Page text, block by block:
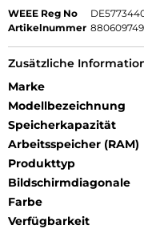
WEEE Reg No
Artikelnummer
Zusätzliche
Marke
Modellbezeichnung
Speicherkapazität
Arbeitsspeicher (RAM)
Produkttyp
Bildschirmdiagonale
Farbe
Verfügbarkeit